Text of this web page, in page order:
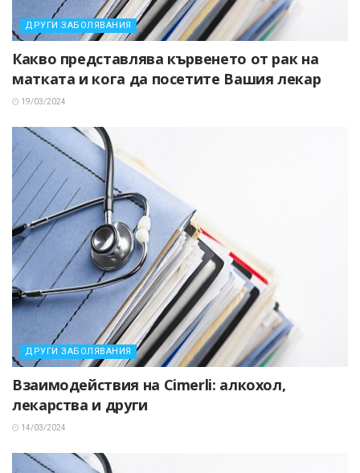
ДРУГИ ЗАБОЛЯВАНИЯ
Какво представлява кървенето от рак на
матката и кога да посетите Вашия лекар
19/03/2024
ДРУГИ ЗАБОЛЯВАНИЯ
Взаимодействия на Cimerli: алкохол,
лекарства и други
14/03/2024